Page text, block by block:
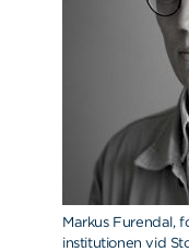
Markus Furendal,
institutionen vid